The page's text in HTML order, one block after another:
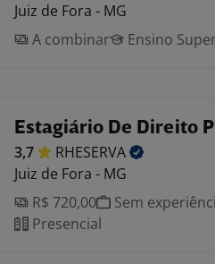
Juiz de Fora - MG
A combinar
Ensino
Estagiário De Direito
3,7
RHESERVA
Juiz de Fora - MG
R$ 720,00
Sem
Presencial